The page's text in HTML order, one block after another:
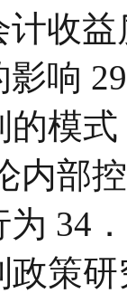
收
响
的模
内部
34
政策